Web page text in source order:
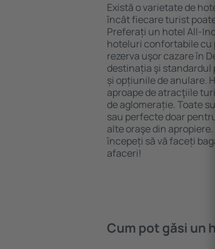
Există o varietate de
încât fiecare turist
Preferați un hotel All-
hoteluri confortabile cu
rezerva uşor cazare în
destinația şi standardul
și opțiunile de anulare.
aproape de atracţiile
de aglomerație. Toate
sau perfecte doar
alte oraşe din
începeți să vă faceți
afaceri!
Cum pot găsi un